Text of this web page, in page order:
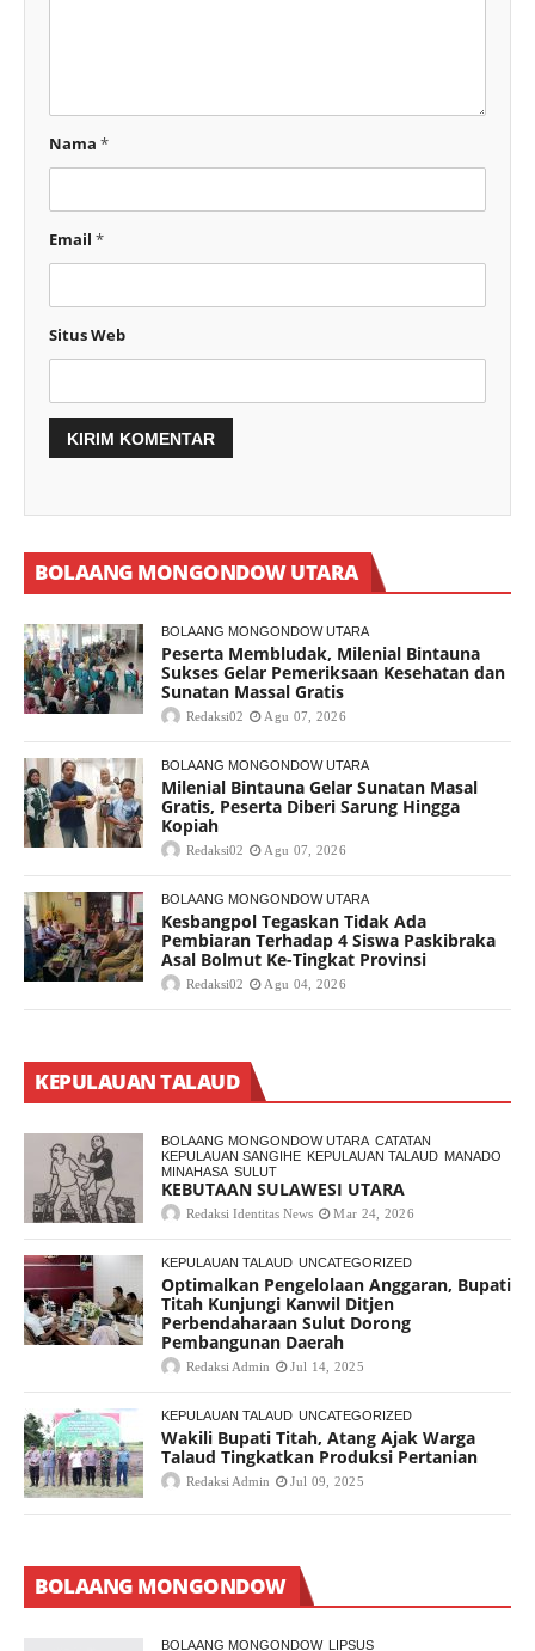
Nama *
Email *
Situs Web
BOLAANG MONGONDOW UTARA
BOLAANG MONGONDOW UTARA
Peserta Membludak, Milenial Bintauna
Sukses Gelar Pemeriksaan Kesehatan dan
Sunatan Massal Gratis
Redaksi02 Agu 07, 2026
BOLAANG MONGONDOW UTARA
Milenial Bintauna Gelar Sunatan Masal
Gratis, Peserta Diberi Sarung Hingga
Kopiah
Redaksi02 Agu 07, 2026
BOLAANG MONGONDOW UTARA
Kesbangpol Tegaskan Tidak Ada
Pembiaran Terhadap 4 Siswa Paskibraka
Asal Bolmut Ke-Tingkat Provinsi
Redaksi02 Agu 04, 2026
KEPULAUAN TALAUD
BOLAANG MONGONDOW UTARA CATATAN
KEPULAUAN SANGIHE KEPULAUAN TALAUD MANADO
MINAHASA SULUT
KEBUTAAN SULAWESI UTARA
Redaksi Identitas News Mar 24, 2026
KEPULAUAN TALAUD UNCATEGORIZED
Optimalkan Pengelolaan Anggaran, Bupati
Titah Kunjungi Kanwil Ditjen
Perbendaharaan Sulut Dorong
Pembangunan Daerah
Redaksi Admin Jul 14, 2025
KEPULAUAN TALAUD UNCATEGORIZED
Wakili Bupati Titah, Atang Ajak Warga
Talaud Tingkatkan Produksi Pertanian
Redaksi Admin Jul 09, 2025
BOLAANG MONGONDOW
BOLAANG MONGONDOW LIPSUS